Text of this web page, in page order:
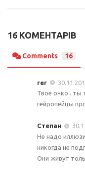
16 КОМЕНТАРІВ
Comments 16
rer
Твое очко.. ты
гейропейцы
Степан
Не надо
никогда не
Они живут